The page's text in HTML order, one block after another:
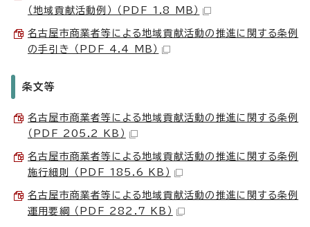
（地域貢献活動例） （PDF 1.8 MB）
名古屋市商業者等による地域貢献活動の推進に関する条例
の手引き （PDF 4.4 MB）
条文等
名古屋市商業者等による地域貢献活動の推進に関する条例
（PDF 205.2 KB）
名古屋市商業者等による地域貢献活動の推進に関する条例
施行細則 （PDF 185.6 KB）
名古屋市商業者等による地域貢献活動の推進に関する条例
運用要綱 （PDF 282.7 KB）